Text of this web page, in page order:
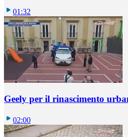
01:32
Geely per il rinascimento
02:00